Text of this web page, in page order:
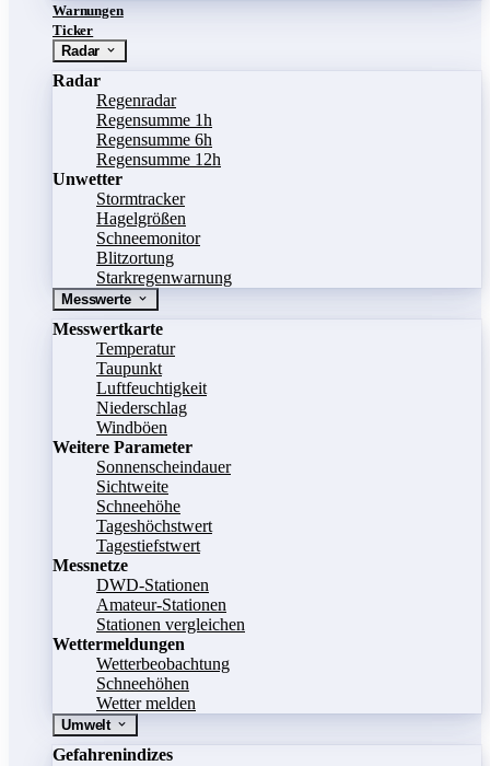
Warnungen
Ticker
Radar
Radar
Regenradar
Regensumme 1h
Regensumme 6h
Regensumme 12h
Unwetter
Stormtracker
Hagelgrößen
Schneemonitor
Blitzortung
Starkregenwarnung
Messwerte
Messwertkarte
Temperatur
Taupunkt
Luftfeuchtigkeit
Niederschlag
Windböen
Weitere Parameter
Sonnenscheindauer
Sichtweite
Schneehöhe
Tageshöchstwert
Tagestiefstwert
Messnetze
DWD-Stationen
Amateur-Stationen
Stationen vergleichen
Wettermeldungen
Wetterbeobachtung
Schneehöhen
Wetter melden
Umwelt
Gefahrenindizes